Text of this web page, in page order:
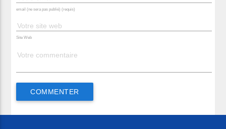
email (ne sera pas publié) (requis)
Site Web